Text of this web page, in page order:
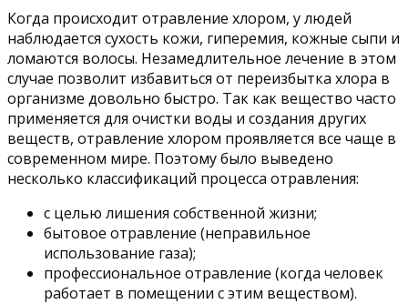
Когда происходит отравление хлором, у людей
наблюдается сухость кожи, гиперемия, кожные сыпи и
ломаются волосы. Незамедлительное лечение в этом
случае позволит избавиться от переизбытка хлора в
организме довольно быстро. Так как вещество часто
применяется для очистки воды и создания других
веществ, отравление хлором проявляется все чаще в
современном мире. Поэтому было выведено
несколько классификаций процесса отравления:
с целью лишения собственной жизни;
бытовое отравление (неправильное
использование газа);
профессиональное отравление (когда человек
работает в помещении с этим веществом).